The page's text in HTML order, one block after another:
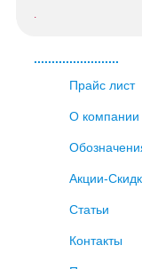
.
........................
Прайс лист
О компании
Акции-
Статьи
Контакты